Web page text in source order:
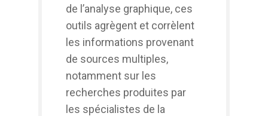
de l’analyse graphique, ces
outils agrègent et corrèlent
les informations provenant
de sources multiples,
notamment sur les
recherches produites par
les spécialistes de la